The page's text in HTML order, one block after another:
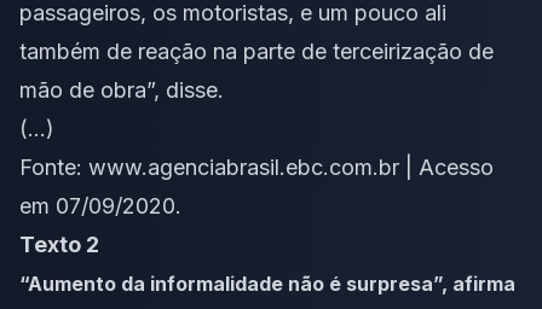
passageiros, os motoristas, e um pouco ali
também de reação na parte de terceirização de
mão de obra”, disse.
(…)
Fonte: www.agenciabrasil.ebc.com.br | Acesso
em 07/09/2020.
Texto 2
“Aumento da informalidade não é surpresa”, afirma